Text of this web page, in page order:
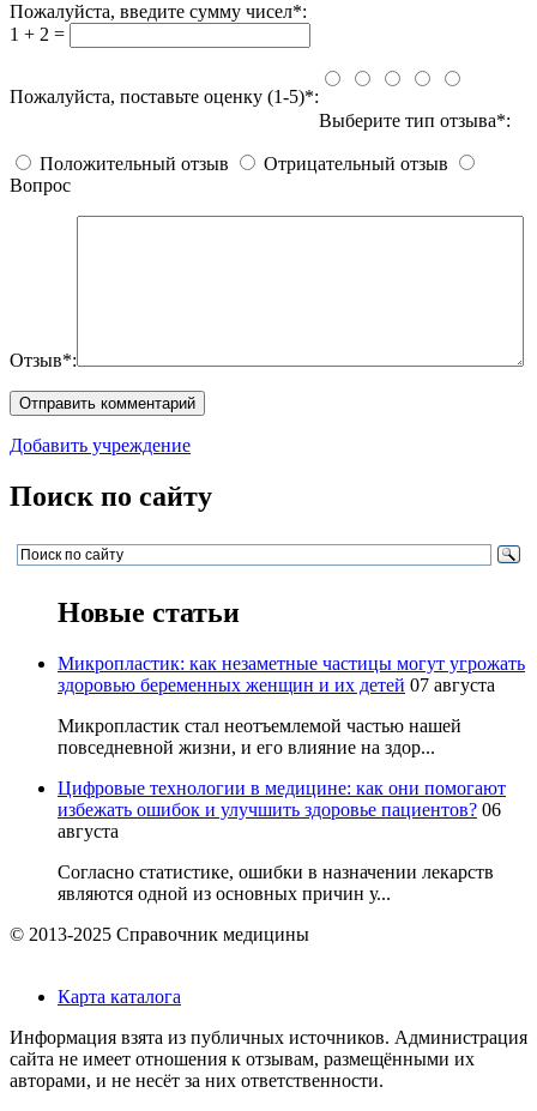
Пожалуйста, введите сумму чисел*:
1 + 2 =
Пожалуйста, поставьте оценку (1-5)*:
Выберите тип отзыва*:
Положительный отзыв
Отрицательный отзыв
Вопрос
Отзыв*:
Добавить учреждение
Поиск по сайту
Новые статьи
Микропластик: как незаметные частицы могут угрожать
здоровью беременных женщин и их детей 07 августа
Микропластик стал неотъемлемой частью нашей
повседневной жизни, и его влияние на здор...
Цифровые технологии в медицине: как они помогают
избежать ошибок и улучшить здоровье пациентов? 06
августа
Согласно статистике, ошибки в назначении лекарств
являются одной из основных причин у...
© 2013-2025 Справочник медицины
Карта каталога
Информация взята из публичных источников. Администрация
сайта не имеет отношения к отзывам, размещёнными их
авторами, и не несёт за них ответственности.